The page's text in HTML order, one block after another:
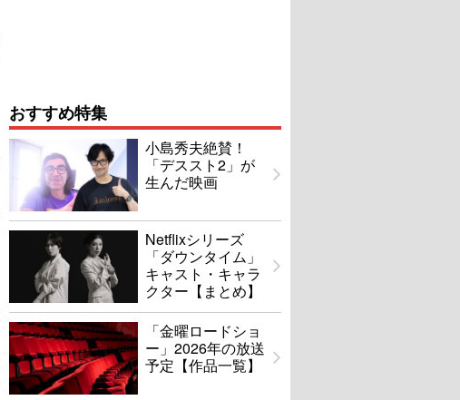
おすすめ特集
小島秀夫絶賛！
「デススト2」が
生んだ映画
Netflixシリーズ
「ダウンタイム」
キャスト・キャラ
クター【まとめ】
「金曜ロードショ
ー」2026年の放送
予定【作品一覧】